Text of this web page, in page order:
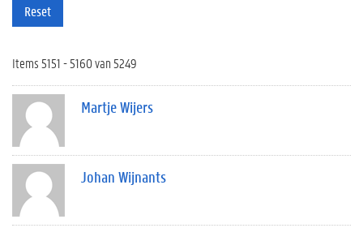
Reset
Items 5151 - 5160 van 5249
Martje Wijers
Johan Wijnants